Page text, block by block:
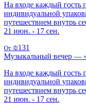
На входе каждый гость
индивидуальной
путешествием внутрь
21 июн. - 17 сен.
От ₪131
Музыкальный вечер —
На входе каждый гость
индивидуальной
путешествием внутрь
21 июн. - 17 сен.